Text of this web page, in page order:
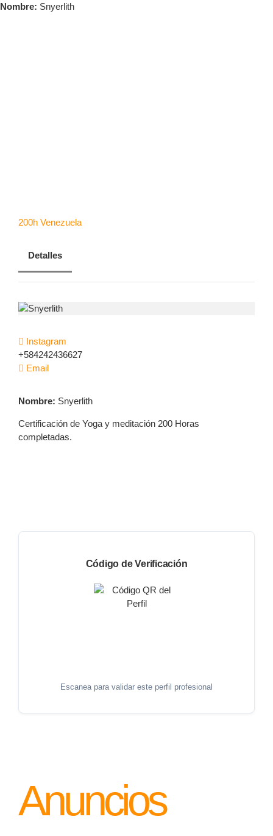
Saltar
Nombre: Snyerlith
CONTACTANOS
200h Venezuela
Detalles
Instagram
+584242436627
Email
Nombre: Snyerlith
Certificación de Yoga y meditación 200 Horas
completadas.
Código de Verificación
Escanea para validar este perfil profesional
Anuncios